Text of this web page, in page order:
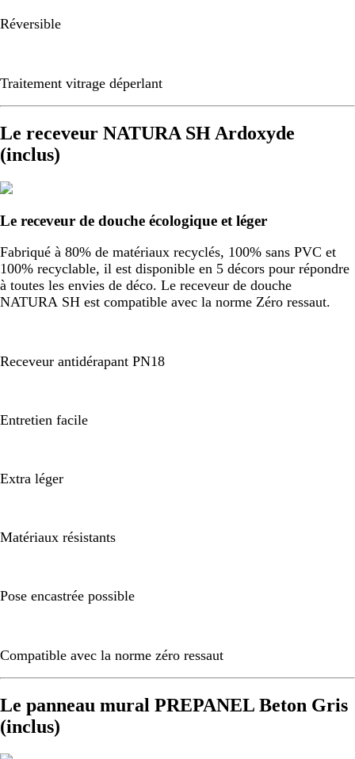
Réversible
Traitement vitrage déperlant
Le receveur NATURA SH Ardoxyde
(inclus)
Le receveur de douche écologique et léger
Fabriqué à 80% de matériaux recyclés, 100% sans PVC et
100% recyclable, il est disponible en 5 décors pour répondre
à toutes les envies de déco. Le receveur de douche
NATURA SH est compatible avec la norme Zéro ressaut.
Receveur antidérapant PN18
Entretien facile
Extra léger
Matériaux résistants
Pose encastrée possible
Compatible avec la norme zéro ressaut
Le panneau mural PREPANEL Beton Gris
(inclus)